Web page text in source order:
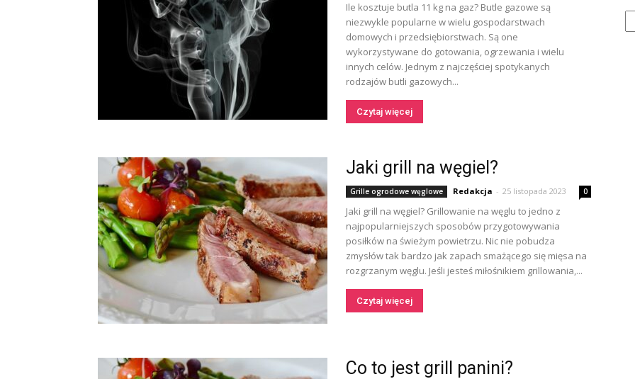
Ile kosztuje butla 11 kg na gaz? Butle gazowe są
niezwykle popularne w wielu gospodarstwach
domowych i przedsiębiorstwach. Są one
wykorzystywane do gotowania, ogrzewania i wielu
innych celów. Jednym z najczęściej spotykanych
rodzajów butli gazowych...
Czytaj więcej
Jaki grill na węgiel?
Grille ogrodowe węglowe Redakcja - 25 listopada 2023 0
Jaki grill na węgiel? Grillowanie na węglu to jedno z
najpopularniejszych sposobów przygotowywania
posiłków na świeżym powietrzu. Nic nie pobudza
zmysłów tak bardzo jak zapach smażącego się mięsa na
rozgrzanym węglu. Jeśli jesteś miłośnikiem grillowania,...
Czytaj więcej
Co to jest grill panini?